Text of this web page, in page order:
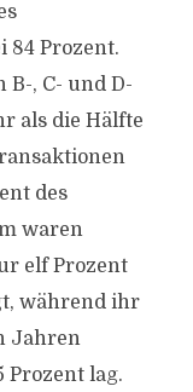
84 Prozent.
, C- und D-
als die Hälfte
des
waren
elf Prozent
während ihr
Jahren
Prozent lag.